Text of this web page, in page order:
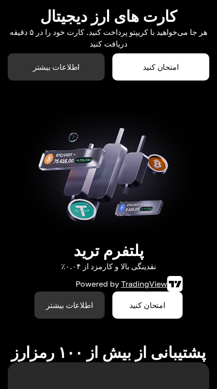
کارت های ارز دیجیتال
هر جا می‌خواهید با کریپتو پرداخت کنید. کارت خود را در ۵ دقیقه
دریافت کنید
امتحان کنید اطلاعات بیشتر
پلتفرم ترید
نقدینگی بالا و کارمزد از ۰.۰۴٪
Powered by TradingView
امتحان کنید اطلاعات بیشتر
پشتیبانی از بیش از ۱۰۰ رمزارز